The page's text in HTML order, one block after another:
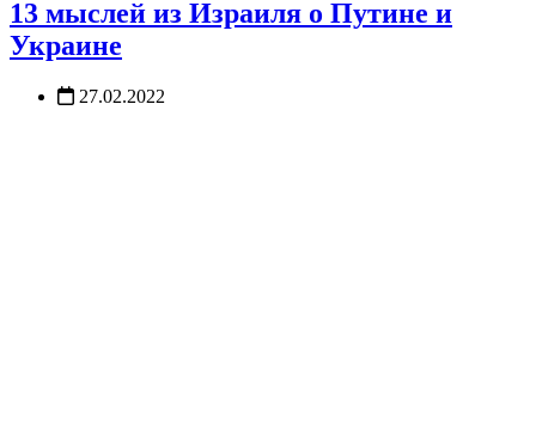
13 мыслей из Израиля о Путине и
Украине
27.02.2022